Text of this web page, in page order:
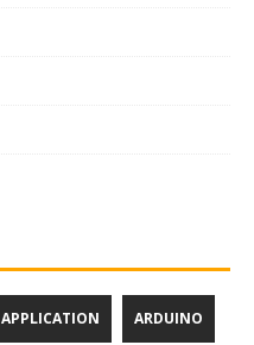
APPLICATION ARDUINO